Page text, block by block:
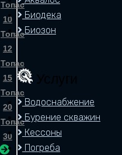
Топас
10
Топас
12
Топас
15
Топас
20
Топас
30
Биодека
Биозон
Водоснабжение
Бурение скважин
Кессоны
Погреба